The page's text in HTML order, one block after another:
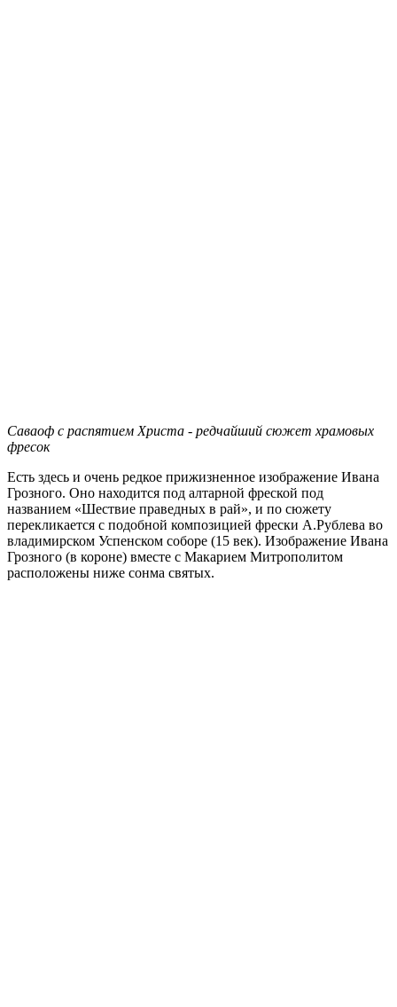
Саваоф с распятием Христа - редчайший сюжет храмовых
фресок
Есть здесь и очень редкое прижизненное изображение Ивана
Грозного. Оно находится под алтарной фреской под
названием «Шествие праведных в рай», и по сюжету
перекликается с подобной композицией фрески А.Рублева во
владимирском Успенском соборе (15 век). Изображение Ивана
Грозного (в короне) вместе с Макарием Митрополитом
расположены ниже сонма святых.